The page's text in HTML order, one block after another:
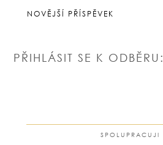
NOVĚJŠÍ PŘÍSPĚVEK
PŘIHLÁSIT SE K ODBĚRU:
SPOLUPRACUJI